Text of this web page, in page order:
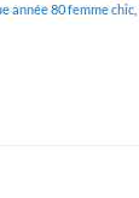
année 80 femme chic